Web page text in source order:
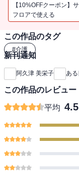
【10%OFFクーポン】
フロアで使える
この作品のタグ
#介護
新刊通知
阿久津 美栄子 あ
この作品のレビュー
平均 4.5